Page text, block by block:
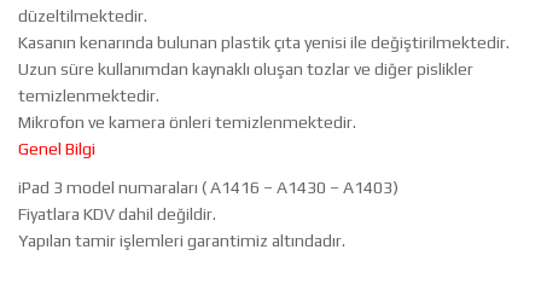
düzeltilmektedir.
Kasanın kenarında bulunan plastik çıta yenisi ile değiştirilmektedir.
Uzun süre kullanımdan kaynaklı oluşan tozlar ve diğer pislikler
temizlenmektedir.
Mikrofon ve kamera önleri temizlenmektedir.
Genel Bilgi
iPad 3 model numaraları ( A1416 – A1430 – A1403)
Fiyatlara KDV dahil değildir.
Yapılan tamir işlemleri garantimiz altındadır.